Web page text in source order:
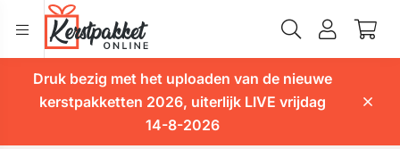
Druk bezig met het uploaden van de nieuwe
kerstpakketten 2026, uiterlijk LIVE vrijdag
14-8-2026